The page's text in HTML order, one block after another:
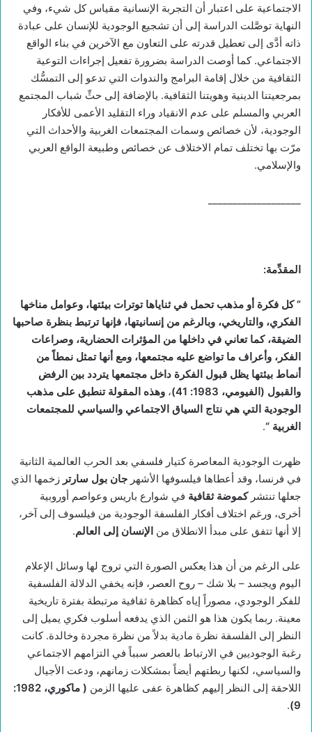
الاجتماعية على اعتبار أن التجربة الإنسانية مقياس كل شيء، وفي
النهاية توصَّلت الدراسة إلى أن تشجيع الوجودية للإنسان على عبادة
ذاته أدَّى إلى تعطيل قدرته على التعاون مع الآخرين في بناء الواقع
الاجتماعي. كما أوصت الدراسة بضرورة تفعيل إجراءات التوعية
الثقافية من خلال إقامة البرامج والندوات التي تدعو إلى التمسُّك
بمرجعيتنا الدينية وهويتنا الثقافية. بالإضافة إلى حثِّ شباب المجتمع
العربي والمسلم على عدم الانقياد وراء التقليد الأعمى للأفكار
الوجودية، لأن خصائص وسمات المجتمعات الغربية والأحداث التي
مرّت بها تختلف تمام الاختلاف عن خصائص وطبيعة الواقع العربي
والإسلامي.
المقدِّمة:
”كل فكرة أو مذهب تحمل في ثناياها توترات بيئتها، وعوامل مناخها
الفكري، والتاريخي، وبالرغم من إنسانيتها، فإنها ترتبط بنظرة صاحبها
الضيقة، كما تعاني في داخلها من المؤثرات الحضارية، وصراعات
الفكر، وأعراف ما تواضع عليه مجتمعها، ومع أنها تمثل نمطاً من
أنماط بيئتها يظل قبول الفكرة داخل مجتمعها يتردد بين الرفض
والقبول (الفيومي، 1983: 41 )، وهذه المقولة تنطبق على مذهب
الوجودية التي هي نتاج السياق الاجتماعي والسياسي للمجتمعات
الغربية “
.
ظهرت الوجودیة المعاصرة كتیار فلسفي بعد الحرب العالمیة الثانیة
في فرنسا، وقد أعطاها فیلسوفها الأشهر جان بول سارتر زخمها الذي
جعلها تنتشركموضة ثقافية في شوارع باریس وعواصم أوروبیة
أخرى، ورغم اختلاف أفكار الفلسفة الوجودیة من فیلسوف إلى آخر،
إلا أنها تتفق على مبدأ الانطلاق من الإنسان إلى العالم.
على الرغم من أن هذا يعكس الصورة التي تروج لها وسائل الإعلام
اليوم ويجسد – بلا شك – روح العصر، فإنه يخفي الدلالة الفلسفية
للفكر الوجودي، مصوراً إياه كظاهرة ثقافية مرتبطة بفترة تاريخية
معينة. ربما يكون هذا هو الثمن الذي يدفعه أسلوب فكري يميل إلى
النظر إلى الفلسفة نظرة مادية بدلاً من نظرة مجردة وخالدة. كانت
رغبة الوجوديين في الارتباط بالعصر سبباً في التزامهم الاجتماعي
والسياسي، لكنها ربطتهم أيضاً بمشكلات زمانهم، ودعت الأجيال
اللاحقة إلى النظر إليهم كظاهرة عفى عليها الزمن (
ماكوري، 1982:
9)
.